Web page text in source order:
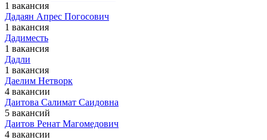
1 вакансия
Дадаян Апрес Погосович
1 вакансия
Дадиместь
1 вакансия
Дадли
1 вакансия
Даелим Нетворк
4 вакансии
Даитова Салимат Саидовна
5 вакансий
Даитов Ренат Магомедович
4 вакансии